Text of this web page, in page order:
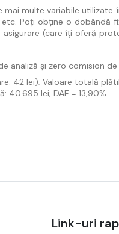
multe variabile
Poți obține o dobândă
(care îți oferă
analiză și zero comision
42 lei); Valoare totală
40.695 lei; DAE = 13,90%
Link-uri